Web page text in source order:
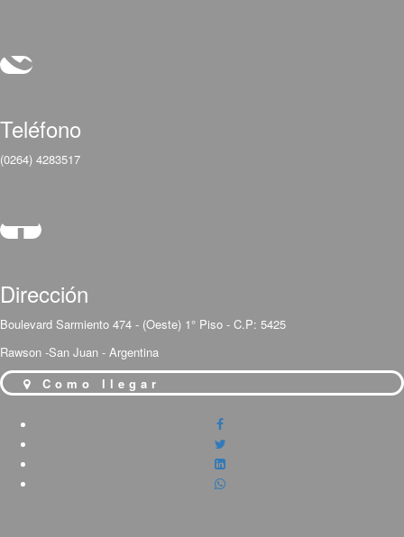
Teléfono
(0264) 4283517
Dirección
Boulevard Sarmiento 474 - (Oeste) 1° Piso - C.P: 5425
Rawson -San Juan - Argentina
Como llegar